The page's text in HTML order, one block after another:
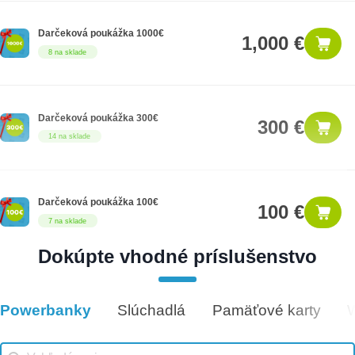
8 na sklade
Darčeková poukážka 1000€ 1,000 €
14 na sklade
Darčeková poukážka 300€ 300 €
7 na sklade
Darčeková poukážka 100€ 100 €
12 na sklade
Dokúpte vhodné príslušenstvo
Vhodné príslušenstvo
Powerbanky Slúchadlá Pamäťové karty
Search content